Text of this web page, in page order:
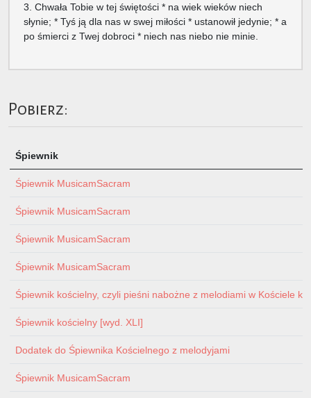
3. Chwała Tobie w tej świętości * na wiek wieków niech
słynie; * Tyś ją dla nas w swej miłości * ustanowił jedynie; * a
po śmierci z Twej dobroci * niech nas niebo nie minie.
Pobierz:
Śpiewnik
Śpiewnik MusicamSacram
Śpiewnik MusicamSacram
Śpiewnik MusicamSacram
Śpiewnik MusicamSacram
Śpiewnik kościelny, czyli pieśni nabożne z melodiami w Kościele
Śpiewnik kościelny [wyd. XLI]
Dodatek do Śpiewnika Kościelnego z melodyjami
Śpiewnik MusicamSacram